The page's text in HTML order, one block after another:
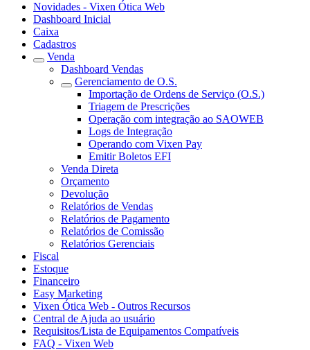
Novidades - Vixen Ótica Web
Dashboard Inicial
Caixa
Cadastros
Venda
Dashboard Vendas
Gerenciamento de O.S.
Importação de Ordens de Serviço (O.S.)
Triagem de Prescrições
Operação com integração ao SAOWEB
Logs de Integração
Operando com Vixen Pay
Emitir Boletos EFI
Venda Direta
Orçamento
Devolução
Relatórios de Vendas
Relatórios de Pagamento
Relatórios de Comissão
Relatórios Gerenciais
Fiscal
Estoque
Financeiro
Easy Marketing
Vixen Ótica Web - Outros Recursos
Central de Ajuda ao usuário
Requisitos/Lista de Equipamentos Compatíveis
FAQ - Vixen Web